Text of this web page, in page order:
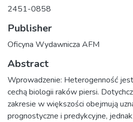
2451-0858
Publisher
Oficyna Wydawnicza AFM
Abstract
Wprowadzenie: Heterogenność
cechą biologii raków piersi.
zakresie w większości obejmują
prognostyczne i predykcyjne,